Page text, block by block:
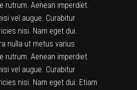
rutrum. Aenean imperdiet.
vel augue. Curabitur
nisi. Nam eget dui.
nulla ut metus varius
rutrum. Aenean imperdiet.
vel augue. Curabitur
nisi. Nam eget dui. Etiam